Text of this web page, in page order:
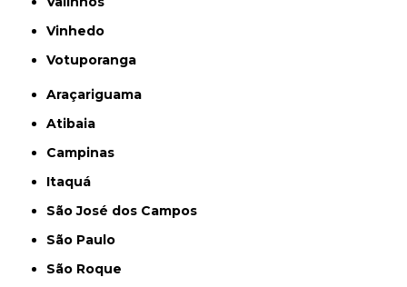
Vinhedo
Votuporanga
Araçariguama
Atibaia
Campinas
Itaquá
São José dos Campos
São Paulo
São Roque